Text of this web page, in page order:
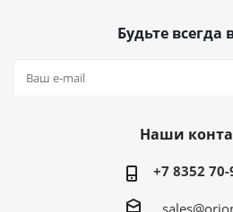
Будьте всегда
Наши
+7 8352 70-